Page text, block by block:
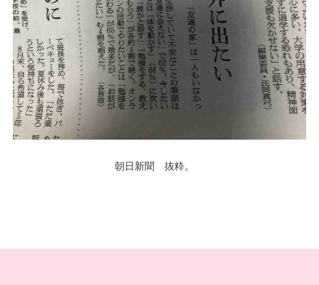
朝日新聞 抜粋。